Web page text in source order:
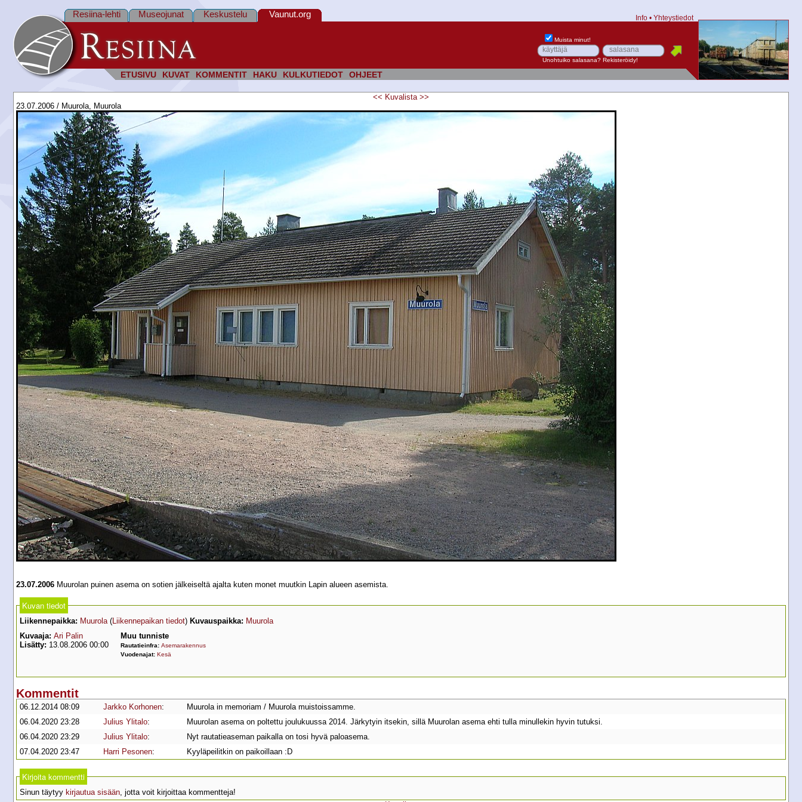
ETUSIVU KUVAT KOMMENTIT HAKU KULKUTIEDOT OHJEET
Resiina-lehti Museojunat Keskustelu Vaunut.org Info • Yhteystiedot
Muista minut!
Unohtuiko salasana? Rekisteröidy!
<< Kuvalista >>
23.07.2006 / Muurola, Muurola
23.07.2006 Muurolan puinen asema on sotien jälkeiseltä ajalta kuten monet muutkin Lapin alueen asemista.
Kuvan tiedot
Liikennepaikka: Muurola(Liikennepaikan tiedot) Kuvauspaikka: Muurola
Kuvaaja: Ari Palin
Lisätty: 13.08.2006 00:00
Muu tunniste
Rautatieinfra: Asemarakennus
Vuodenajat: Kesä
Kommentit
06.12.2014 08:09 Jarkko Korhonen:
Muurola in memoriam / Muurola muistoissamme.
06.04.2020 23:28
Julius Ylitalo:
Muurolan asema on poltettu joulukuussa 2014. Järkytyin itsekin, sillä Muurolan asema ehti tulla minullekin hyvin tutuksi.
06.04.2020 23:29
Julius Ylitalo:
Nyt rautatieaseman paikalla on tosi hyvä paloasema.
07.04.2020 23:47
Harri Pesonen: Kyyläpeilitkin on paikoillaan :D
Kirjoita kommentti
Sinun täytyy kirjautua sisään, jotta voit kirjoittaa kommentteja!